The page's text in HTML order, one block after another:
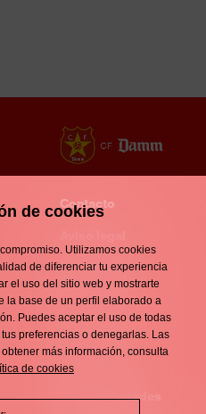
Enllaços
d'interès
Contacto
Footer
menu
Política de
privacidad
Política de
cookies
Política de redes
de cookies
Utilizamos cookies
de diferenciar tu experiencia
el uso del sitio web y mostrarte
la base de un perfil elaborado a
Puedes aceptar el uso de todas
preferencias o denegarlas. Las
más información, consulta
de cookies